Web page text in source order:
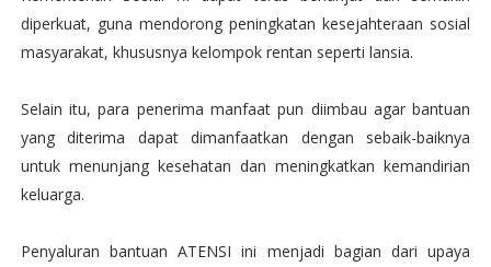
diperkuat, guna mendorong peningkatan kesejahteraan sosial
masyarakat, khususnya kelompok rentan seperti lansia.
Selain itu, para penerima manfaat pun diimbau agar bantuan
yang diterima dapat dimanfaatkan dengan sebaik-baiknya
untuk menunjang kesehatan dan meningkatkan kemandirian
keluarga.
Penyaluran bantuan ATENSI ini menjadi bagian dari upaya